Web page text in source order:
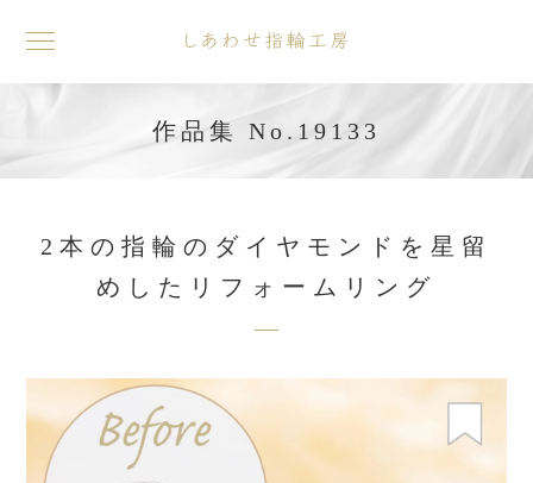
toggle
navigation
作品集 No.19133
2本の指輪のダイヤモンドを星留
めしたリフォームリング